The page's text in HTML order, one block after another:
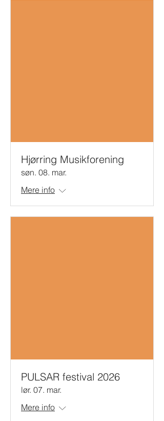
Hjørring Musikforening
søn. 08. mar.
Mere info
PULSAR festival 2026
lør. 07. mar.
Mere info